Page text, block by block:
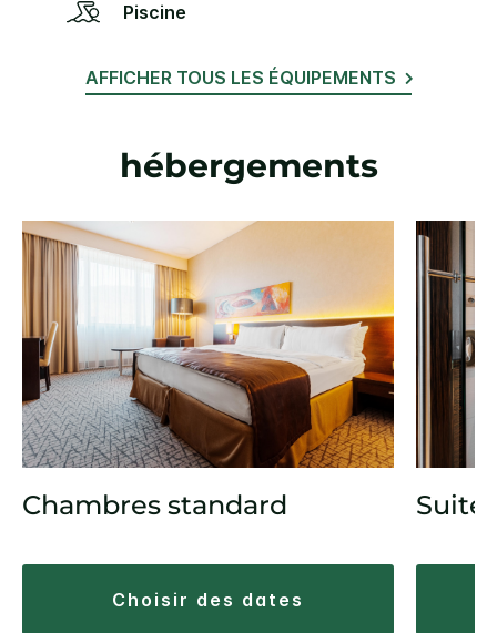
Piscine
AFFICHER TOUS LES ÉQUIPEMENTS
hébergements
Chambres standard
choisir des dates
Suite